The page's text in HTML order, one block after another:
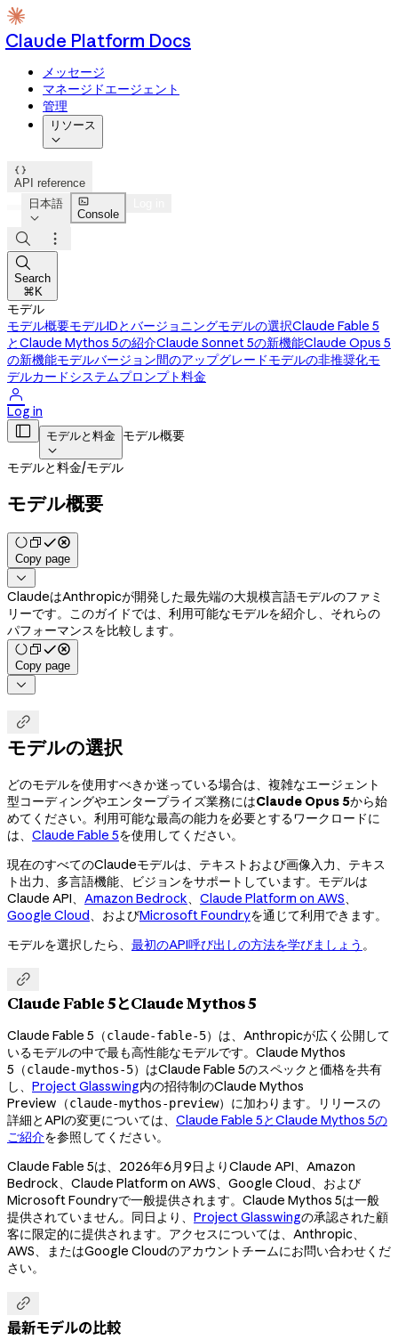
Claude Platform Docs
メッセージ
マネージドエージェント
管理
リソース


API reference
日本語


Console



Search
⌘K
モデル
モデル概要モデルIDとバージョニングモデルの選択Claude Fable 5
とClaude Mythos 5の紹介Claude Sonnet 5の新機能Claude Opus 5
の新機能モデルバージョン間のアップグレードモデルの非推奨化モ
デルカードシステムプロンプト料金

Log in
 モデルと料金

モデル概要
モデルと料金/モデル
モデル概要
Copy page

ClaudeはAnthropicが開発した最先端の大規模言語モデルのファミ
リーです。このガイドでは、利用可能なモデルを紹介し、それらの
パフォーマンスを比較します。
Copy page


モデルの選択
どのモデルを使用すべきか迷っている場合は、複雑なエージェント
型コーディングやエンタープライズ業務にはClaude Opus 5から始
めてください。利用可能な最高の能力を必要とするワークロードに
は、 Claude Fable 5を使用してください。
現在のすべてのClaudeモデルは、テキストおよび画像入力、テキス
ト出力、多言語機能、ビジョンをサポートしています。モデルは
Claude API、 Amazon Bedrock、 Claude Platform on AWS、
Google Cloud、およびMicrosoft Foundryを通じて利用できます。
モデルを選択したら、 最初のAPI呼び出しの方法を学びましょう 。

Claude Fable 5とClaude Mythos 5
Claude Fable 5（claude-fable-5）は、Anthropicが広く公開して
いるモデルの中で最も高性能なモデルです。Claude Mythos
5（claude-mythos-5）はClaude Fable 5のスペックと価格を共有
し、 Project Glasswing内の招待制のClaude Mythos
Preview（claude-mythos-preview）に加わります。リリースの
詳細とAPIの変更については、 Claude Fable 5とClaude Mythos 5の
ご紹介を参照してください。
Claude Fable 5は、2026年6月9日よりClaude API、Amazon
Bedrock、Claude Platform on AWS、Google Cloud、および
Microsoft Foundryで一般提供されます。Claude Mythos 5は一般
提供されていません。同日より、 Project Glasswingの承認された顧
客に限定的に提供されます。アクセスについては、Anthropic、
AWS、またはGoogle Cloudのアカウントチームにお問い合わせくだ
さい。

最新モデルの比較